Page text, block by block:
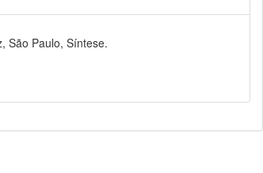
São Paulo, Síntese.